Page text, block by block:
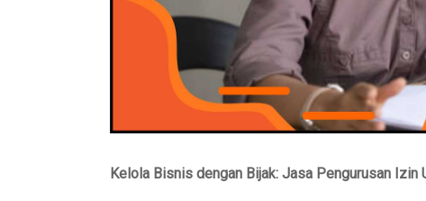
Kelola Bisnis dengan Bijak: Jasa Pengurusan Izin